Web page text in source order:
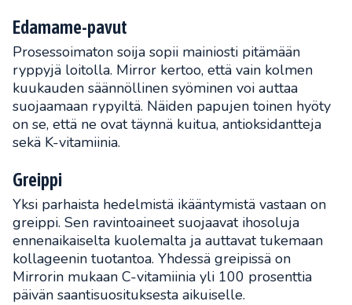
Edamame-pavut
Prosessoimaton soija sopii mainiosti pitämään
ryppyjä loitolla. Mirror kertoo, että vain kolmen
kuukauden säännöllinen syöminen voi auttaa
suojaamaan rypyiltä. Näiden papujen toinen hyöty
on se, että ne ovat täynnä kuitua, antioksidantteja
sekä K-vitamiinia.
Greippi
Yksi parhaista hedelmistä ikääntymistä vastaan on
greippi. Sen ravintoaineet suojaavat ihosoluja
ennenaikaiselta kuolemalta ja auttavat tukemaan
kollageenin tuotantoa. Yhdessä greipissä on
Mirrorin mukaan C-vitamiinia yli 100 prosenttia
päivän saantisuosituksesta aikuiselle.